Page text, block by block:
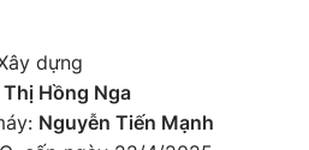
dựng
Hồng Nga
Nguyễn Tiến Mạnh